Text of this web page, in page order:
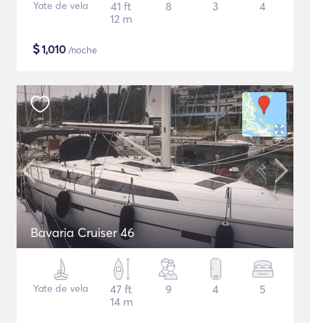
Yate de vela
41 ft
12 m
8 3 4
$1,010 /noche
Bavaria Cruiser 46
Yate de vela
47 ft
14 m
9 4 5